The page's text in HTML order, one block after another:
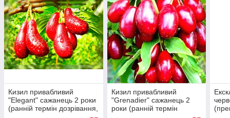
Кизил привабливий
"Elegant" сажанець 2 роки
(ранній термін дозрівання,
Кизил привабливий
"Grenadier" сажанець 2
роки (ранній термін